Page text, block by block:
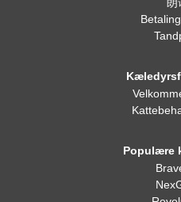
Populære